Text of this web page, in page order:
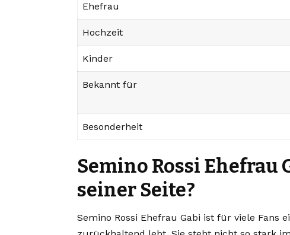
Ehefrau
Hochzeit
Kinder
Bekannt für
Besonderheit
Semino Rossi Ehefrau
seiner Seite?
Semino Rossi Ehefrau Gabi ist für viele Fans